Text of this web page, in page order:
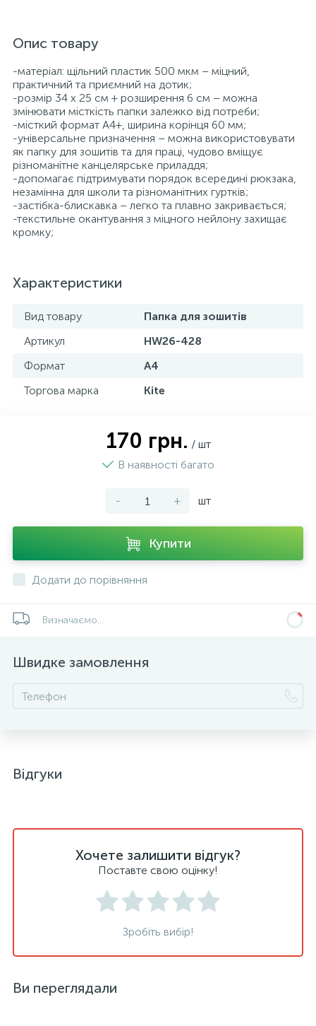
Опис товару
-матеріал: щільний пластик 500 мкм – міцний,
практичний та приємний на дотик;
-розмір 34 х 25 см + розширення 6 см – можна
змінювати місткість папки залежко від потреби;
-місткий формат А4+, ширина корінця 60 мм;
-універсальне призначення – можна використовувати
як папку для зошитів та для праці, чудово вміщує
різноманітне канцелярське приладдя;
-допомагає підтримувати порядок всередині рюкзака,
незамінна для школи та різноманітних гуртків;
-застібка-блискавка – легко та плавно закривається;
-текстильне окантування з міцного нейлону захищає
кромку;
Характеристики
Вид товару
Папка для зошитів
Артикул
HW26-428
Формат
А4
Торгова марка
Kite
170 грн. / шт
В наявності багато
- + шт
Купити
Додати до порівняння
Визначаємо...
Швидке замовлення
Відгуки
Хочете залишити відгук?
Поставте свою оцінку!
Зробіть вибір!
Ви переглядали